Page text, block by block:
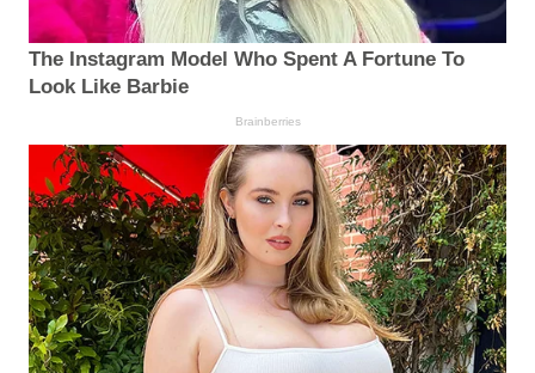
The Instagram Model Who Spent A Fortune To
Look Like Barbie
Brainberries